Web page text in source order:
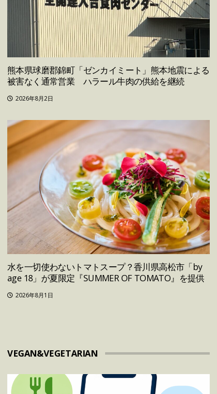
熊本県球磨郡錦町「ゼンカイミート」熊本地震による
被害なく通常営業 ハラール牛肉の供給を継続
2026年8月2日
水を一切使わないトマトスープ？香川県高松市「by
age 18」が夏限定『SUMMER OF TOMATO』を提供
2026年8月1日
VEGAN&VEGETARIAN